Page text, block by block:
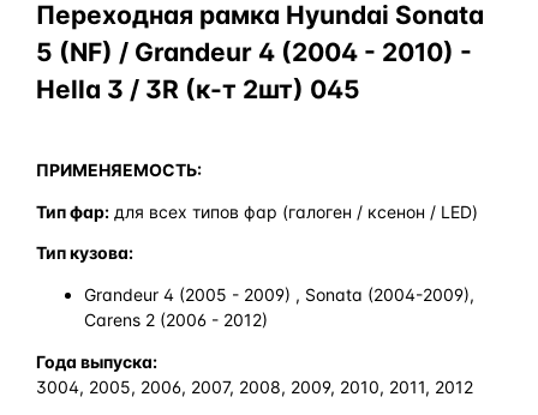
Переходная рамка Hyundai Sonata
5 (NF) / Grandeur 4 (2004 - 2010) -
Hella 3 / 3R (к-т 2шт) 045
ПРИМЕНЯЕМОСТЬ:
Тип фар: для всех типов фар (галоген / ксенон / LED)
Тип кузова:
Grandeur 4 (2005 - 2009) , Sonata (2004-2009),
Carens 2 (2006 - 2012)
Года выпуска:
3004, 2005, 2006, 2007, 2008, 2009, 2010, 2011, 2012